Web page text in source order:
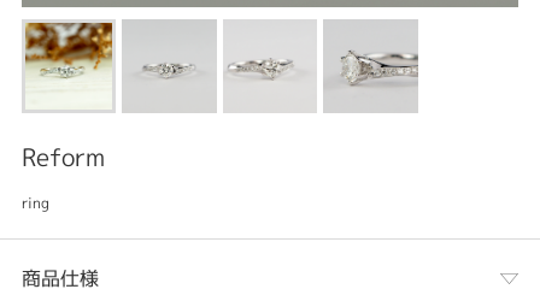
Reform
ring
商品仕様